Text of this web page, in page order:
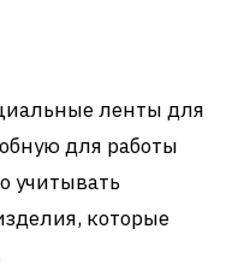
ленты для
для работы
учитывать
которые